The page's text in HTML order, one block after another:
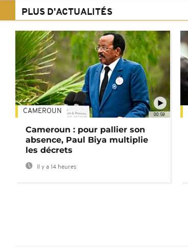
PLUS D'ACTUALITÉS
00:59
CAMEROUN
Cameroun : pour pallier son
absence, Paul Biya multiplie
les décrets
Il y a 14 heures